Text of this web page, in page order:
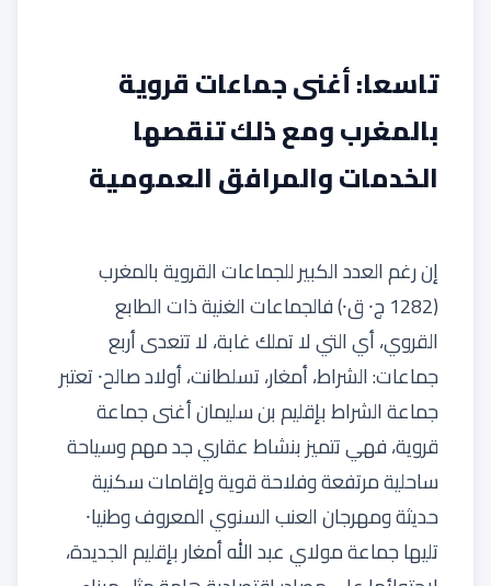
تاسعا: أغنى جماعات قروية
بالمغرب ومع ذلك تنقصها
الخدمات والمرافق العمومية
إن رغم العدد الكبير للجماعات القروية بالمغرب
(1282 ج⸱ ق⸱) فالجماعات الغنية ذات الطابع
القروي، أي التي لا تملك غابة، لا تتعدى أربع
جماعات: الشراط، أمغار، تسلطانت، أولاد صالح⸱ تعتبر
جماعة الشراط بإقليم بن سليمان أغنى جماعة
قروية، فهي تتميز بنشاط عقاري جد مهم وسياحة
ساحلية مرتفعة وفلاحة قوية وإقامات سكنية
حديثة ومهرجان العنب السنوي المعروف وطنيا⸱
تليها جماعة مولاي عبد الله أمغار بإقليم الجديدة،